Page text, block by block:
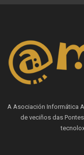
A Asociación Informática
de veciños das